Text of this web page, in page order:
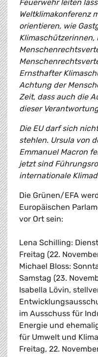
Feuerwehr leiten
Weltklimakonferenz
orientieren, wie
Klimaschützerinnen,
Ernsthafter
Achtung der
Zeit, dass auch die
dieser
Die EU darf sich
stehlen. Ursula von
Emmanuel Macron
jetzt sind
internationale
Die Grünen/EFA
Europäischen
vor Ort sein:
Lena Schilling:
Freitag (22.
Michael Bloss:
Samstag (23.
Isabella Lövin,
im Ausschuss für
Energie und
für Umwelt und
Freitag, 22.